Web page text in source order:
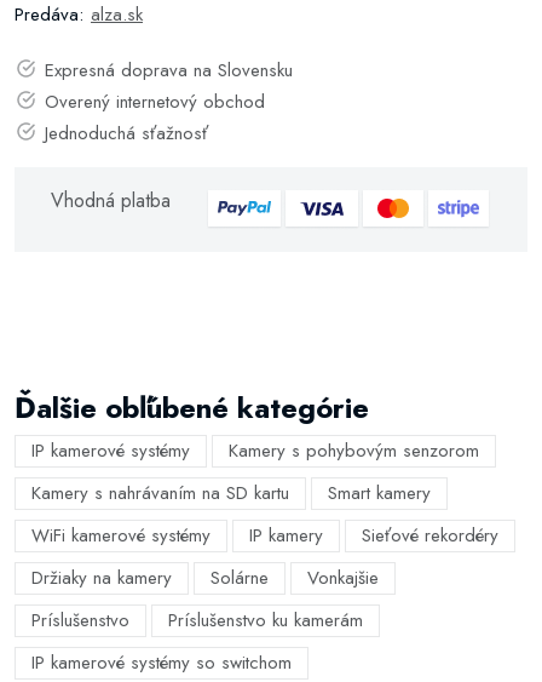
Predáva: alza.sk
Expresná doprava na Slovensku
Overený internetový obchod
Jednoduchá sťažnosť
Vhodná platba
Ďalšie obľúbené kategórie
IP kamerové systémy
Kamery s pohybovým senzorom
Kamery s nahrávaním na SD kartu
Smart kamery
WiFi kamerové systémy
IP kamery
Sieťové rekordéry
Držiaky na kamery
Solárne
Vonkajšie
Príslušenstvo
Príslušenstvo ku kamerám
IP kamerové systémy so switchom